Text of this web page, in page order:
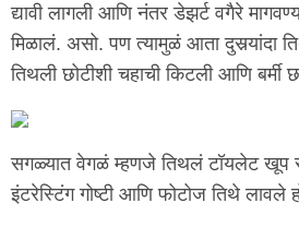
द्यावी लागली आणि नंतर डेझर्ट वगैरे
मिळालं. असो. पण त्यामुळं आता दुसर्‍यांदा
तिथली छोटीशी चहाची किटली आणि
सगळ्यात वेगळं म्हणजे तिथलं टॉयलेट खूप
इंटरेस्टिंग गोष्टी आणि फोटोज तिथे लावले